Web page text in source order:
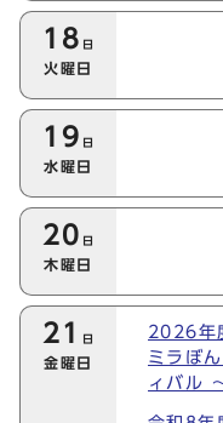
18 日
火曜日
19 日
水曜日
20 日
木曜日
21 日
金曜日
2026年
ミラぼ
ィバル